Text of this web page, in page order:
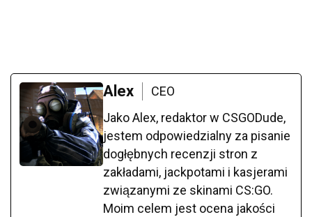
Alex
CEO
Jako Alex, redaktor w CSGODude,
jestem odpowiedzialny za pisanie
dogłębnych recenzji stron z
zakładami, jackpotami i kasjerami
związanymi ze skinami CS:GO.
Moim celem jest ocena jakości